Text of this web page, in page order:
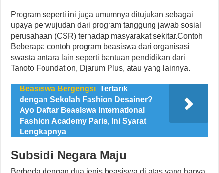
Program seperti ini juga umumnya ditujukan sebagai
upaya perwujudan dari program tanggung jawab sosial
perusahaan (CSR) terhadap masyarakat sekitar.Contoh
Beberapa contoh program beasiswa dari organisasi
swasta antara lain seperti bantuan pendidikan dari
Tanoto Foundation, Djarum Plus, atau yang lainnya.
Beasiswa Bergengsi Tertarik
dengan Sekolah Fashion Desainer?
Ayo Daftar Beasiswa International
Fashion Academy Paris, Ini Syarat
Lengkapnya
Subsidi Negara Maju
Berbeda dengan dua jenis beasiswa di atas yang hanya